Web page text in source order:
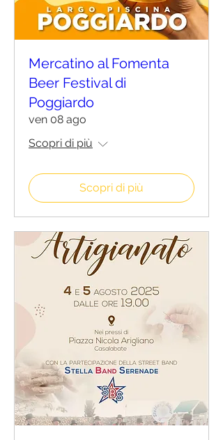
Mercatino al Fomenta
Beer Festival di
Poggiardo
ven 08 ago
Scopri di più
Scopri di più